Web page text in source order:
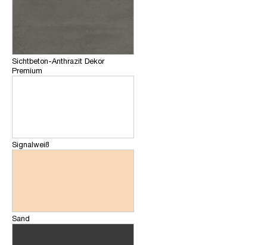
Sichtbeton-Anthrazit Dekor
Premium
Signalweiß
Sand